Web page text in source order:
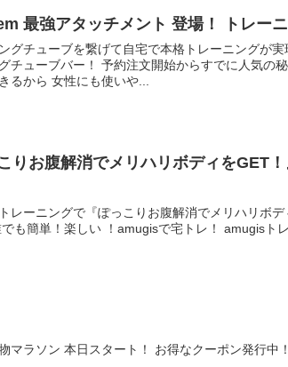
最強アタッチメント 登場！ トレー
チューブを繋げて自宅で本格トレーニングが実現！！ 2021/10 中旬販売
文開始からすでに人気の秘密は、 3分割タイプ！ 2通りの長さ
るから 女性にも使いや...
こりお腹解消でメリハリボディをGET
レーニングで『ぽっこりお腹解消でメリハリボ
マラソン 本日スタート！ お得なクーポン発行中